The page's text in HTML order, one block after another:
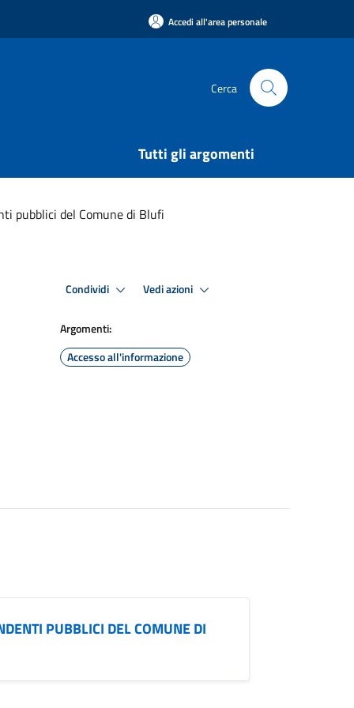
Accedi all'area personale
Cerca
Tutti gli argomenti
pubblici del Comune di Blufi
Condividi Vedi azioni
Argomenti:
Accesso all'informazione
PUBBLICI DEL COMUNE DI